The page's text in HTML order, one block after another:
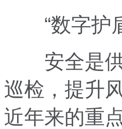
“数字护盾
安全是供
巡检，提升
近年来的重